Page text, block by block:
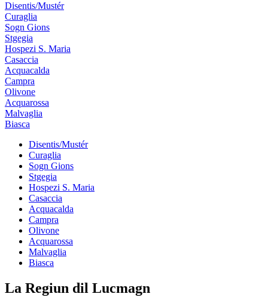
Disentis/Mustér
Curaglia
Sogn Gions
Stgegia
Hospezi S. Maria
Casaccia
Acquacalda
Campra
Olivone
Acquarossa
Malvaglia
Biasca
Disentis/Mustér
Curaglia
Sogn Gions
Stgegia
Hospezi S. Maria
Casaccia
Acquacalda
Campra
Olivone
Acquarossa
Malvaglia
Biasca
La Regiun dil Lucmagn